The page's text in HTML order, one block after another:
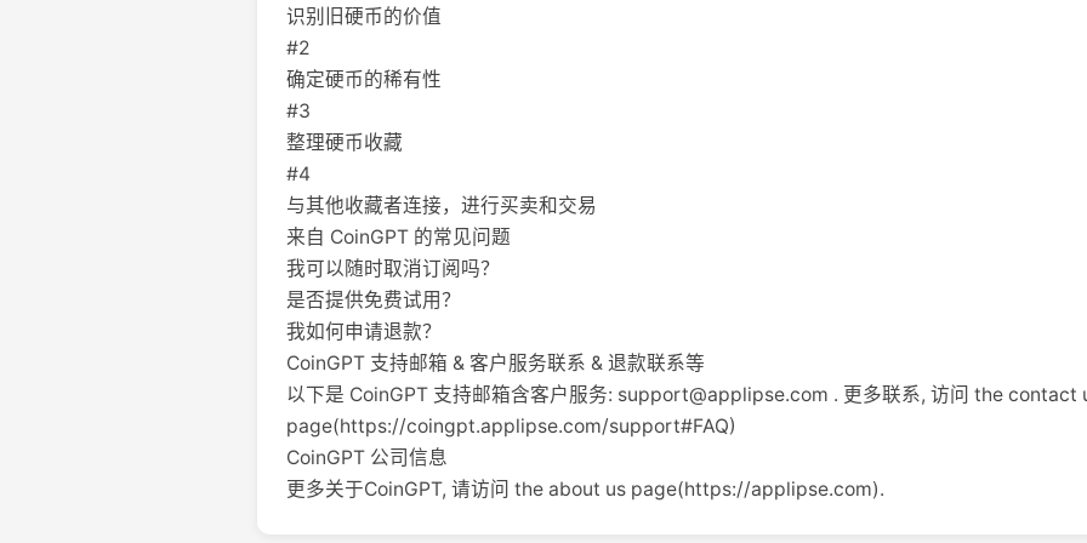
识别旧硬币的价值
#2
确定硬币的稀有性
#3
整理硬币收藏
#4
与其他收藏者连接，进行买卖和交易
来自 CoinGPT 的常见问题
我可以随时取消订阅吗？
是否提供免费试用？
我如何申请退款？
CoinGPT 支持邮箱 & 客户服务联系 & 退款联系等
以下是 CoinGPT 支持邮箱含客户服务: support@applipse.com . 更多联系, 访问 the contact
page(https://coingpt.applipse.com/support#FAQ)
CoinGPT 公司信息
更多关于CoinGPT, 请访问 the about us page(https://applipse.com).